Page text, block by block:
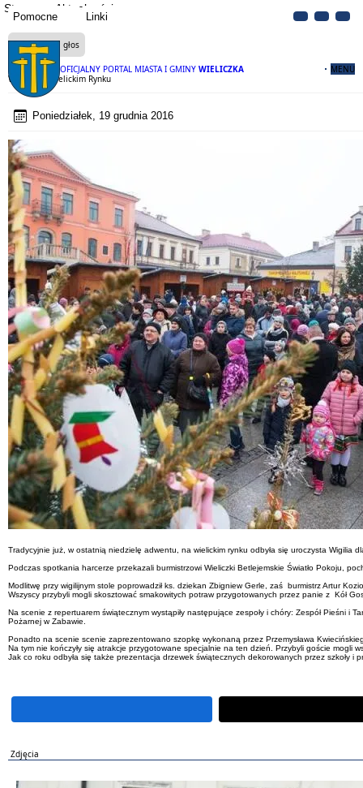
Pomocne Linki
OFICJALNY PORTAL MIASTA I GMINY WIELICZKA MENU
Strona Aktualności
Czytaj na głos
Wigilia na wielickim Rynku
Poniedziałek, 19 grudnia 2016
Tradycyjnie już, w ostatnią niedzielę adwentu, na wielickim rynku odbyła się uroczysta
Podczas spotkania harcerze przekazali burmistrzowi Wieliczki Betlejemskie Światło Pokoju,
Modlitwę przy wigilijnym stole poprowadził ks. dziekan Zbigniew Gerle, zaś burmistrz Artur
Wszyscy przybyli mogli skosztować smakowitych potraw przygotowanych przez panie z Kół
Na scenie z repertuarem świątecznym wystąpiły następujące zespoły i chóry: Zespół Pieśni i
Pożarnej w Zabawie.
Ponadto na scenie scenie zaprezentowano szopkę wykonaną przez Przemysława
Na tym nie kończyły się atrakcje przygotowane specjalnie na ten dzień. Przybyli goście mogli
Jak co roku odbyła się także prezentacja drzewek świątecznych dekorowanych przez szkoły i
Zdjęcia